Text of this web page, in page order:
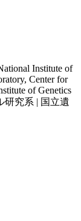
Institute of
Center for
of Genetics
研究系 | 国立遺